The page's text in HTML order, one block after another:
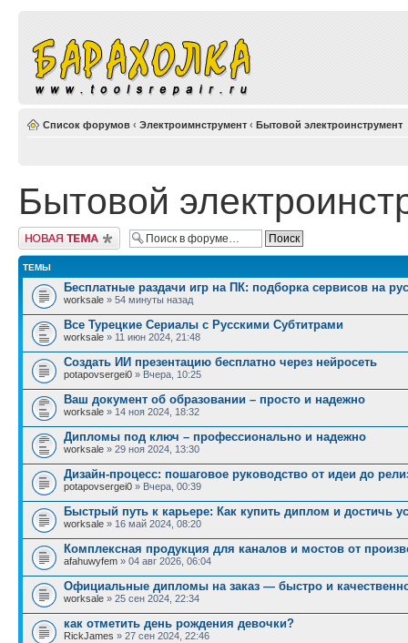
Список форумов ‹ Электроимнструмент ‹ Бытовой электроинструмент
Бытовой
Начать новую тему
ТЕМЫ
Бесплатные раздачи игр на ПК: подборка сервисов на
worksale » 54 минуты назад
Все Турецкие Сериалы с Русскими Субтитрами
worksale » 11 июн 2024, 21:48
Создать ИИ презентацию бесплатно через нейросеть
potapovsergei0 » Вчера, 10:25
Ваш документ об образовании – просто и надежно
worksale » 14 ноя 2024, 18:32
Дипломы под ключ – профессионально и надежно
worksale » 29 ноя 2024, 13:30
Дизайн‑процесс: пошаговое руководство от идеи до
potapovsergei0 » Вчера, 00:39
Быстрый путь к карьере: Как купить диплом и достичь
worksale » 16 май 2024, 08:20
Комплексная продукция для каналов и мостов от
afahuwyfem » 04 авг 2026, 06:04
Официальные дипломы на заказ — быстро и
worksale » 25 сен 2024, 22:34
как отметить день рождения девочки?
RickJames » 27 сен 2024, 22:46